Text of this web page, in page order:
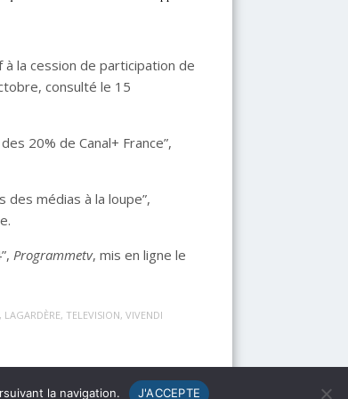
la cession de participation de
consulté le 15
20% de Canal+ France”,
des médias à la loupe”,
Programmetv, mis en ligne le
, LAGARDÈRE, TELEVISION, VIVENDI
Menu
la navigation. J'ACCEPTE